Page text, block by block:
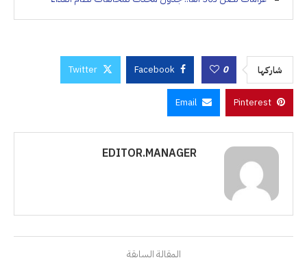
شاركها 0
Facebook
Twitter
Pinterest
Email
EDITOR.MANAGER
المقالة السابقة